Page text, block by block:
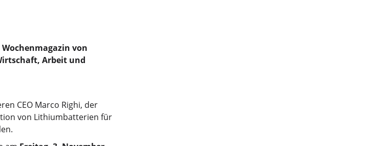
Wochenmagazin von
Arbeit und
CEO Marco Righi, der
von Lithiumbatterien für